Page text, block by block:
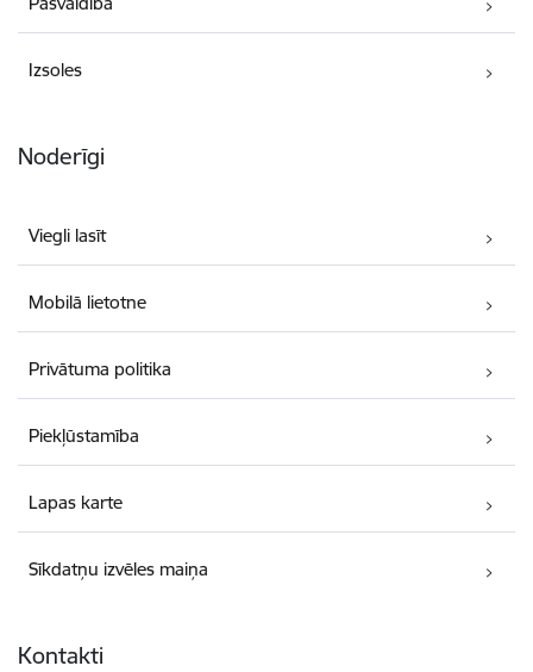
Izsoles
Noderīgi
Viegli lasīt
Mobilā lietotne
Privātuma politika
Piekļūstamība
Lapas karte
Sīkdatņu izvēles maiņa
Kontakti